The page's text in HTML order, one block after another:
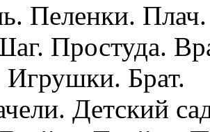
Пеленки. Плач.
Простуда.
Игрушки. Брат.
Детский